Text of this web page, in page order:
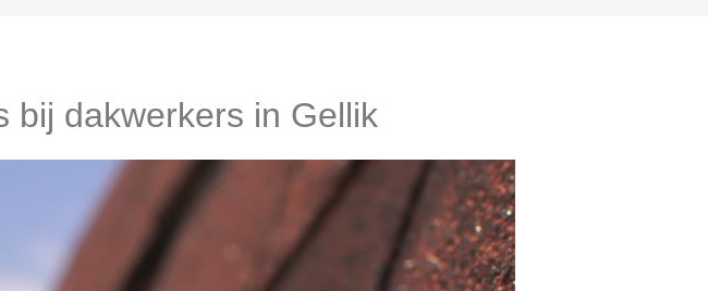
bij dakwerkers in Gellik